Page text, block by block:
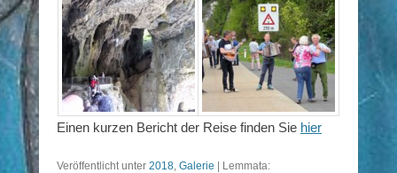
Einen kurzen Bericht der Reise finden Sie hier
Veröffentlicht unter 2018, Galerie
Lemmata: